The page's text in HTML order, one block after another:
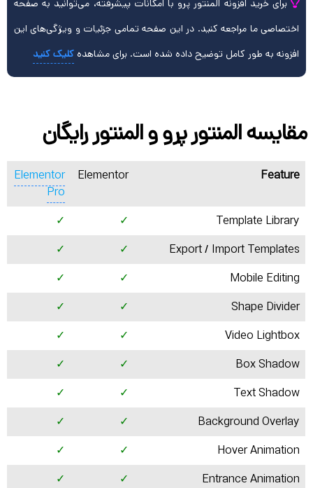
برای خرید افزونه المنتور پرو با امکانات پیشرفته، می‌توانید به صفحه
اختصاصی ما مراجعه کنید. در این صفحه تمامی جزئیات و ویژگی‌های این
افزونه به طور کامل توضیح داده شده است. برای مشاهده کلیک کنید
مقایسه المنتور پرو و المنتور رایگان
Feature
Elementor
Elementor
Pro
Template Library
✓
✓
Export / Import Templates
✓
✓
Mobile Editing
✓
✓
Shape Divider
✓
✓
Video Lightbox
✓
✓
Box Shadow
✓
✓
Text Shadow
✓
✓
Background Overlay
✓
✓
Hover Animation
✓
✓
Entrance Animation
✓
✓